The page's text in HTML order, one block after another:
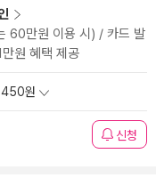
60만원 이용 시) / 카드 발
원 혜택 제공
450원
신청